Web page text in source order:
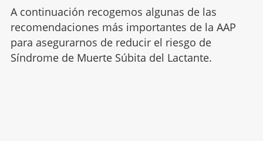
A continuación recogemos algunas de las
recomendaciones más importantes de la AAP
para asegurarnos de reducir el riesgo de
Síndrome de Muerte Súbita del Lactante.